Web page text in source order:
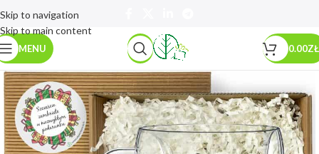
Skip to navigation
Skip to main content
MENU 0.00ZŁ